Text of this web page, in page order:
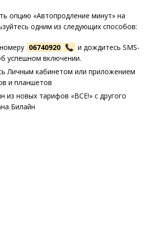
опцию «Автопродление минут» на
одним из следующих способов:
06740920
и дождитесь SMS-
успешном включении.
Личным кабинетом или приложением
и планшетов
из новых тарифов «ВСЕ!» с другого
Билайн